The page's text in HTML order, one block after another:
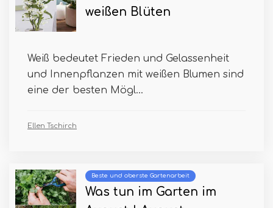
weißen Blüten
Weiß bedeutet Frieden und Gelassenheit
und Innenpflanzen mit weißen Blumen sind
eine der besten Mögl...
Ellen Tschirch
Beste und oberste Gartenarbeit
Was tun im Garten im